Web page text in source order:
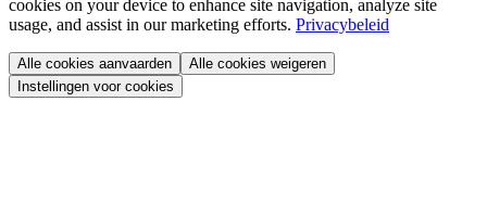
cookies on your device to enhance site navigation, analyze site
usage, and assist in our marketing efforts. Privacybeleid
Alle cookies aanvaarden
Alle cookies weigeren
Instellingen voor cookies